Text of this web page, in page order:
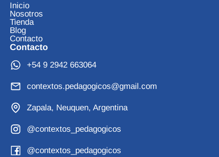
Inicio
Nosotros
Tienda
Blog
Contacto
Contacto
+54 9 2942 663064
contextos.pedagogicos@gmail.com
Zapala, Neuquen, Argentina
@contextos_pedagogicos
@contextos_pedagogicos